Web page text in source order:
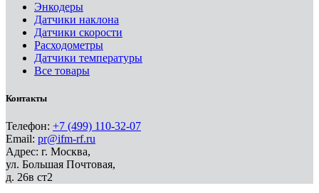
Энкодеры
Датчики наклона
Датчики скорости
Расходометры
Датчики температуры
Все товары
Контакты
Телефон: +7 (499) 110-32-07
Email: pr@ifm-rf.ru
Адрес: г. Москва,
ул. Большая Почтовая,
д. 26в ст2